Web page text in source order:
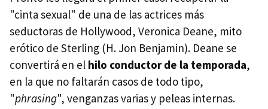
"cinta sexual" de una de las actrices más
seductoras de Hollywood, Veronica Deane, mito
erótico de Sterling (H. Jon Benjamin). Deane se
convertirá en el hilo conductor de la temporada,
en la que no faltarán casos de todo tipo,
"phrasing", venganzas varias y peleas internas.